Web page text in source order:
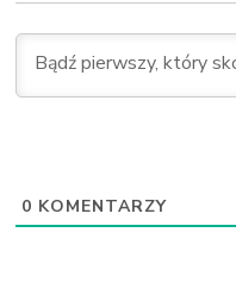
0 KOMENTARZY